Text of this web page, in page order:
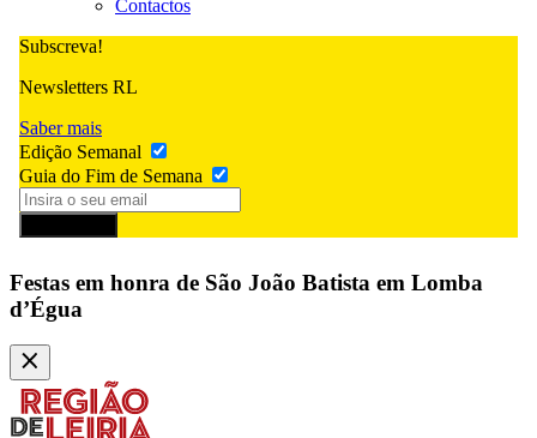
Contactos
Subscreva!
Newsletters RL
Saber mais
Edição Semanal
Guia do Fim de Semana
Festas em honra de São João Batista em Lomba
d’Égua